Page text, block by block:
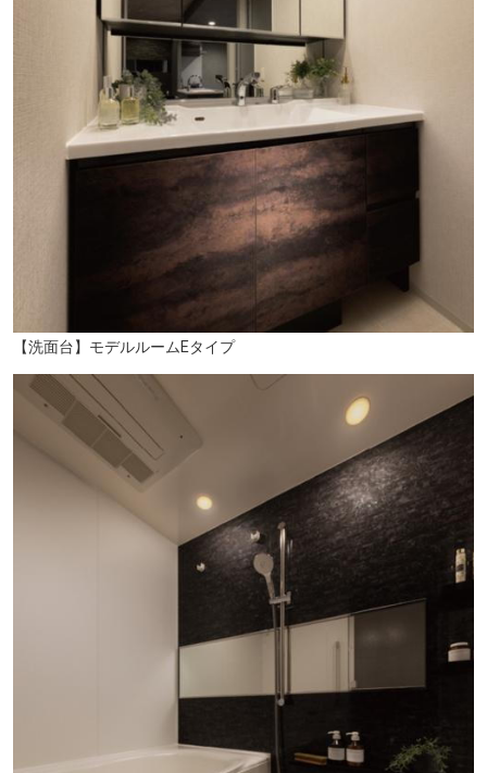
市立屏風浦小学校（徒歩4分/約270m）
横浜市磯子区民文化センター 杉田劇場（徒歩9分/約710m）
【洗面台】モデルルームEタイプ